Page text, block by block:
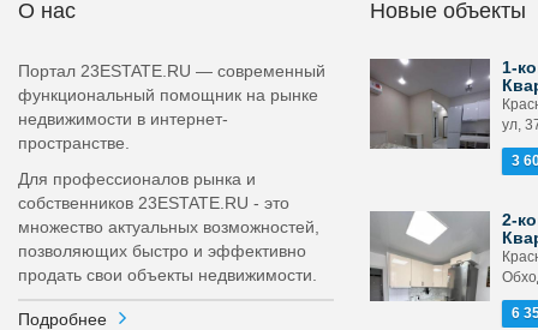
О нас
Портал 23ESTATE.RU — современный
функциональный помощник на рынке
недвижимости в интернет-
пространстве.
Для профессионалов рынка и
собственников 23ESTATE.RU - это
множество актуальных возможностей,
позволяющих быстро и эффективно
продать свои объекты недвижимости.
Подробнее
Новые объекты
1-
ул,
3
2-
6